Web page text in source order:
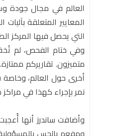
العالم في مجال جودة
المعايير المتعلقة
التي يحصل فيها المركز
وفي ختام الفحص، لم تُخفِ
متميزون. تقاريركم
أخرى حول العالم، وخاصة
نمر بإجراء كهذا في
وأضافت ساندرز أنها